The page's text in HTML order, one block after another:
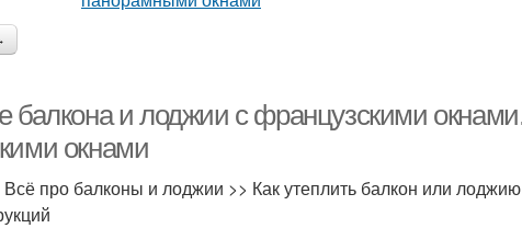
балкона и лоджии с французскими
окнами
про балконы и лоджии >> Как утеплить балкон или